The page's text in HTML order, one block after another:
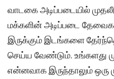
வாடகை அடிப்படையில்
மக்களின் அடிப்படை
இருக்கும் இடங்களை
செய்ய வேண்டும். உங்களது
என்னவாக இருந்தாலும் ஒரு